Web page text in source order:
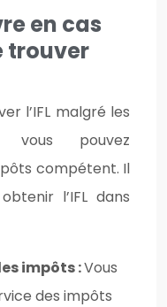
en cas
trouver
l’IFL malgré les
vous pouvez
compétent. Il
l’IFL dans
impôts :Vous
des impôts